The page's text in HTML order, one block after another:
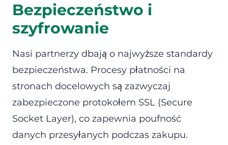
Bezpieczeństwo i
szyfrowanie
Nasi partnerzy dbają o najwyższe standardy
bezpieczeństwa. Procesy płatności na
stronach docelowych są zazwyczaj
zabezpieczone protokołem SSL (Secure
Socket Layer), co zapewnia poufność
danych przesyłanych podczas zakupu.